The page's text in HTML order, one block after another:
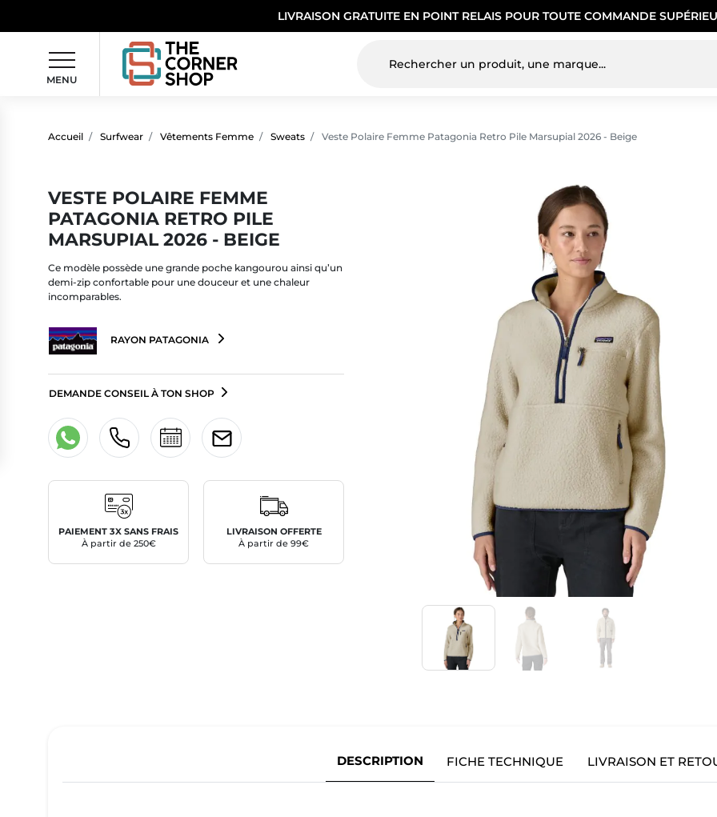
LIVRAISON GRATUITE EN POINT RELAIS POUR TOUTE COMMANDE
MENU
Accueil Surfwear Vêtements Femme Sweats Veste Polaire Femme Patagonia Retro Pile Marsupial 2026 - Beige
VESTE POLAIRE FEMME
PATAGONIA RETRO PILE
MARSUPIAL 2026 - BEIGE
Ce modèle possède une grande poche kangourou ainsi qu’un
demi-zip confortable pour une douceur et une chaleur
incomparables.
RAYON PATAGONIA
DEMANDE CONSEIL À TON SHOP
PAIEMENT 3X SANS FRAIS
À partir de 250€
LIVRAISON OFFERTE
À partir de 99€
DESCRIPTION FICHE TECHNIQUE LIVRAISON ET